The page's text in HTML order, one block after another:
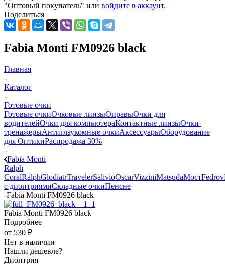
"Оптовый покупатель" или войдите в аккаунт.
Поделиться
Fabia Monti FM0926 black
Главная
-
Каталог
-
Готовые очки
Готовые очкиОчковые линзыОправыОчки для
водителейОчки для компьютераКонтактные линзыОчки-
тренажерыАнтиглаукомные очкиАксессуарыОборудование
для ОптикиРаспродажа 30%
-
Fabia Monti
Ralph
CoralRalphGlodiatrTravelerSalivioOscarVizziniMatsudaМостFedrov
с диоптриямиСкладные очкиПенсне
-Fabia Monti FM0926 black
Fabia Monti FM0926 black
Подробнее
от 530 ₽
Нет в наличии
Нашли дешевле?
Диоптрия